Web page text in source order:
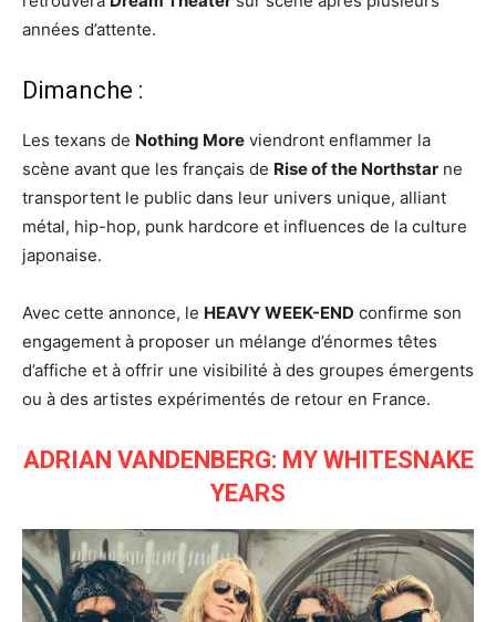
années d’attente.
Dimanche :
Les texans de Nothing More viendront enflammer la
scène avant que les français de Rise of the Northstar ne
transportent le public dans leur univers unique, alliant
métal, hip-hop, punk hardcore et influences de la culture
japonaise.
Avec cette annonce, le HEAVY WEEK-END confirme son
engagement à proposer un mélange d’énormes têtes
d’affiche et à offrir une visibilité à des groupes émergents
ou à des artistes expérimentés de retour en France.
ADRIAN VANDENBERG: MY WHITESNAKE
YEARS